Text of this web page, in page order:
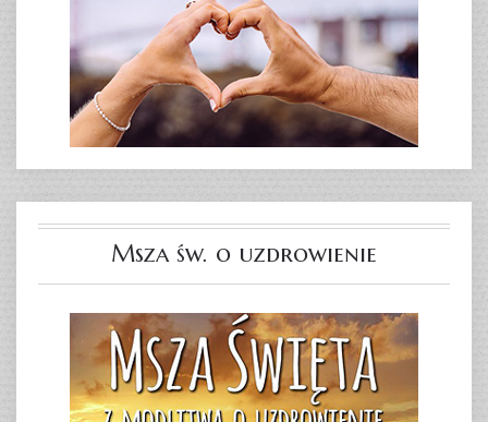
Msza św. o uzdrowienie